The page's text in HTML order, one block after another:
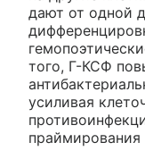
дают от одной
того, Г-КСФ
усиливая
праймирования